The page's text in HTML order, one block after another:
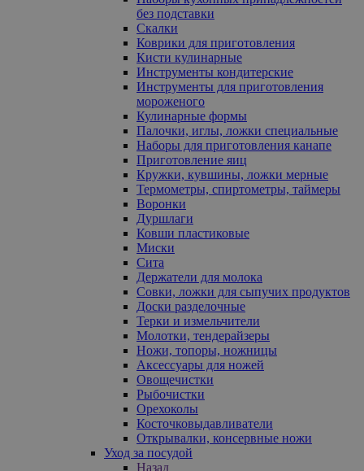
без подставки
Скалки
Коврики для приготовления
Кисти кулинарные
Инструменты кондитерские
Инструменты для приготовления
мороженого
Кулинарные формы
Палочки, иглы, ложки специальные
Наборы для приготовления канапе
Приготовление яиц
Кружки, кувшины, ложки мерные
Термометры, спиртометры, таймеры
Воронки
Дуршлаги
Ковши пластиковые
Миски
Сита
Держатели для молока
Совки, ложки для сыпучих продуктов
Доски разделочные
Терки и измельчители
Молотки, тендерайзеры
Ножи, топоры, ножницы
Аксессуары для ножей
Овощечистки
Рыбочистки
Орехоколы
Косточковыдавливатели
Открывалки, консервные ножи
Уход за посудой
Назад